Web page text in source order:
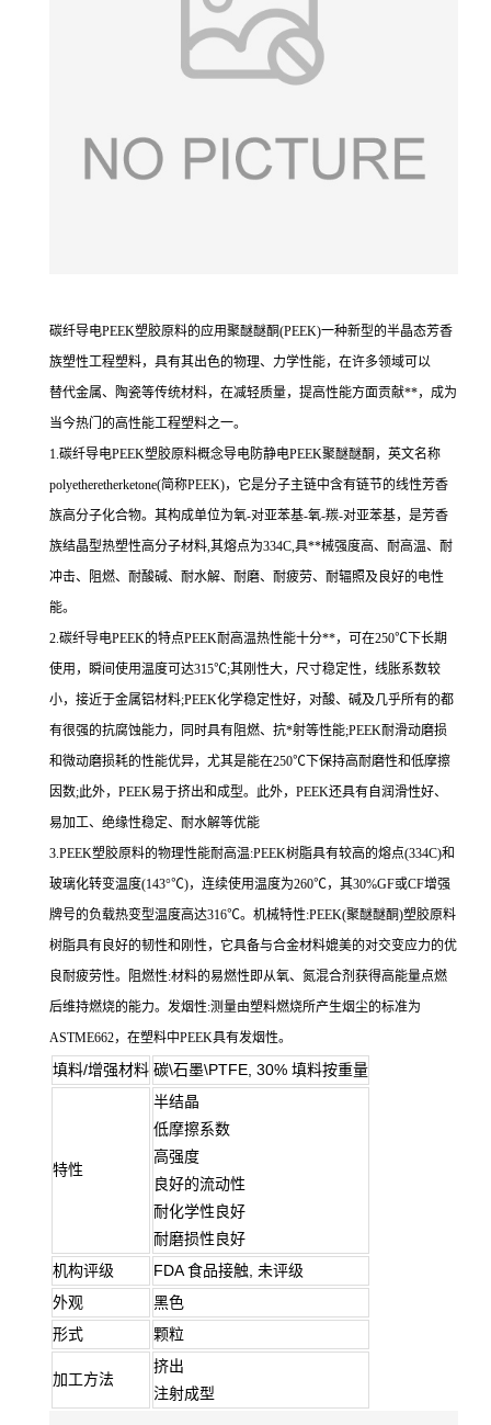
碳纤导电PEEK塑胶原料的应用聚醚醚酮(PEEK)一种新型的半晶态芳香
族塑性工程塑料，具有其出色的物理、力学性能，在许多领域可以
替代金属、陶瓷等传统材料，在减轻质量，提高性能方面贡献**，成为
当今热门的高性能工程塑料之一。
1.碳纤导电PEEK塑胶原料概念导电防静电PEEK聚醚醚酮，英文名称
polyetheretherketone(简称PEEK)，它是分子主链中含有链节的线性芳香
族高分子化合物。其构成单位为氧-对亚苯基-氧-羰-对亚苯基，是芳香
族结晶型热塑性高分子材料,其熔点为334C,具**械强度高、耐高温、耐
冲击、阻燃、耐酸碱、耐水解、耐磨、耐疲劳、耐辐照及良好的电性
能。
2.碳纤导电PEEK的特点PEEK耐高温热性能十分**，可在250℃下长期
使用，瞬间使用温度可达315℃;其刚性大，尺寸稳定性，线胀系数较
小，接近于金属铝材料;PEEK化学稳定性好，对酸、碱及几乎所有的都
有很强的抗腐蚀能力，同时具有阻燃、抗*射等性能;PEEK耐滑动磨损
和微动磨损耗的性能优异，尤其是能在250℃下保持高耐磨性和低摩擦
因数;此外，PEEK易于挤出和成型。此外，PEEK还具有自润滑性好、
易加工、绝缘性稳定、耐水解等优能
3.PEEK塑胶原料的物理性能耐高温:PEEK树脂具有较高的熔点(334C)和
玻璃化转变温度(143°℃)，连续使用温度为260℃，其30%GF或CF增强
牌号的负载热变型温度高达316℃。机械特性:PEEK(聚醚醚酮)塑胶原料
树脂具有良好的韧性和刚性，它具备与合金材料媲美的对交变应力的优
良耐疲劳性。阻燃性:材料的易燃性即从氧、氮混合剂获得高能量点燃
后维持燃烧的能力。发烟性:测量由塑料燃烧所产生烟尘的标准为
ASTME662，在塑料中PEEK具有发烟性。
填料/增强材料 碳\石墨\PTFE, 30% 填料按重量
特性
半结晶
低摩擦系数
高强度
良好的流动性
耐化学性良好
耐磨损性良好
机构评级
FDA 食品接触, 未评级
外观
黑色
形式
颗粒
加工方法
挤出
注射成型